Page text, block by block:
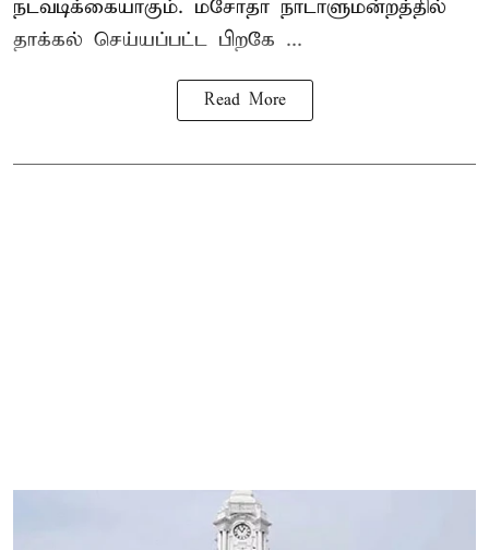
நடவடிக்கையாகும். மசோதா நாடாளுமன்றத்தில்
தாக்கல் செய்யப்பட்ட பிறகே ...
Read More